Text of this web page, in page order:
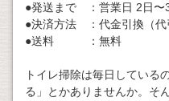
●発送まで ：営業日 2日〜
●決済方法 ：代金引換（代
●送料 ：無料
トイレ掃除は毎日している
る」とかありませんか。そ